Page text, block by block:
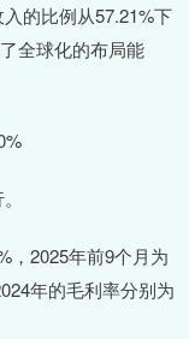
的比例从57.21%下
全球化的布局能
，2025年前9个月为
年的毛利率分别为